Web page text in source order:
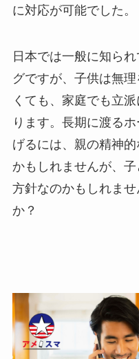
に対応が可能でした。
日本では一般に知ら
グですが、子供は無
くても、家庭でも立
ります。長期に渡る
げるには、親の精神
かもしれませんが、
方針なのかもしれま
か？